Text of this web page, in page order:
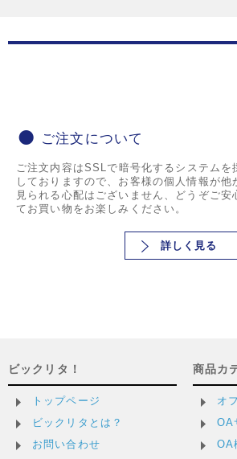
ご注文について
ご注文内容はSSLで暗号化するシステムを
しておりますので、お客様の個人情報が他
見られる心配はございません、どうぞご安
てお買い物をお楽しみください。
詳しく見る
ビックリタ！
トップページ
ビックリタとは？
お問い合わせ
商品カ
オ
OA
OA